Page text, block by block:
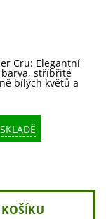
Cru: Elegantní
barva, stříbřité
bílých květů a